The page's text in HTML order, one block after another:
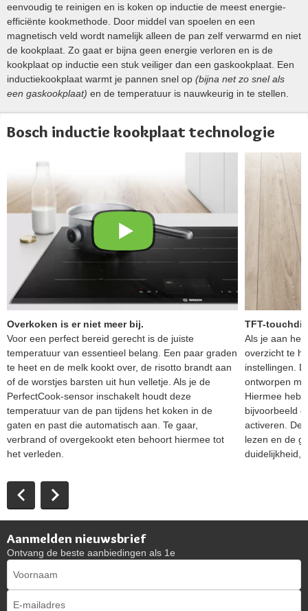
eenvoudig te reinigen en is koken op inductie de meest energie-
efficiënte kookmethode. Door middel van spoelen en een
magnetisch veld wordt namelijk alleen de pan zelf verwarmd en niet
de kookplaat. Zo gaat er bijna geen energie verloren en is de
kookplaat op inductie een stuk veiliger dan een gaskookplaat. Een
inductiekookplaat warmt je pannen snel op (bijna net zo snel als
een gaskookplaat) en de temperatuur is nauwkeurig in te stellen.
Bosch inductie kookplaat technologie
Overkoken is er niet meer bij.
Voor een perfect bereid gerecht is de juiste
temperatuur van essentieel belang. Een paar graden
te heet en de melk kookt over, de risotto brandt aan
of de worstjes barsten uit hun velletje. Als je de
PerfectCook-sensor inschakelt houdt deze
temperatuur van de pan tijdens het koken in de
gaten en past die automatisch aan. Te gaar,
verbrand of overgekookt eten behoort hiermee tot
het verleden.
TFT-
Als je aan het
overzicht te
instellingen.
ontworpen
Hiermee heb
bijvoorbeeld
activeren. De
lezen en de
duidelijkheid,
Aanmelden nieuwsbrief
Ontvang de beste aanbiedingen als 1e